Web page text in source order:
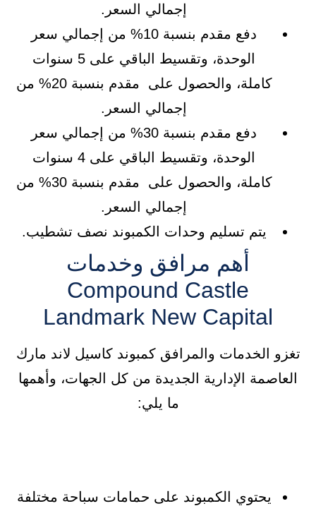
إجمالي السعر.
دفع مقدم بنسبة 10% من إجمالي سعر
الوحدة، وتقسيط الباقي على 5 سنوات
كاملة، والحصول على مقدم بنسبة 20% من
إجمالي السعر.
دفع مقدم بنسبة 30% من إجمالي سعر
الوحدة، وتقسيط الباقي على 4 سنوات
كاملة، والحصول على مقدم بنسبة 30% من
إجمالي السعر.
يتم تسليم وحدات الكمبوند نصف تشطيب.
أهم مرافق وخدمات
Compound Castle
Landmark New Capital
تغزو الخدمات والمرافق كمبوند كاسيل لاند مارك
العاصمة الإدارية الجديدة من كل الجهات، وأهمها
ما يلي:
يحتوي الكمبوند على حمامات سباحة مختلفة